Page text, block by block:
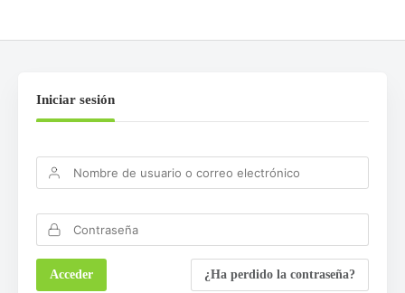
Iniciar sesión
¿Ha perdido la contraseña?